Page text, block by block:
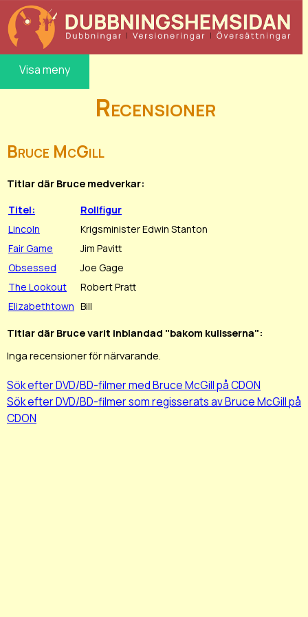
Visa meny
Recensioner
Bruce McGill
Titlar där Bruce medverkar:
Titel:
Rollfigur
Lincoln
Krigsminister Edwin Stanton
Fair Game
Jim Pavitt
Obsessed
Joe Gage
The Lookout
Robert Pratt
Elizabethtown Bill
Titlar där Bruce varit inblandad "bakom kulisserna":
Inga recensioner för närvarande.
Sök efter DVD/BD-filmer med Bruce McGill på CDON
Sök efter DVD/BD-filmer som regisserats av Bruce McGill på
CDON